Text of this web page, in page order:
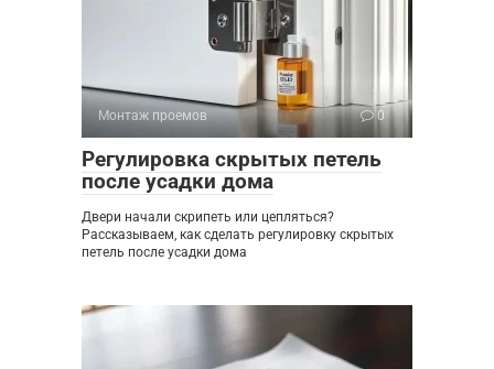
Монтаж проемов 0
Регулировка скрытых петель
после усадки дома
Двери начали скрипеть или цепляться?
Рассказываем, как сделать регулировку скрытых
петель после усадки дома